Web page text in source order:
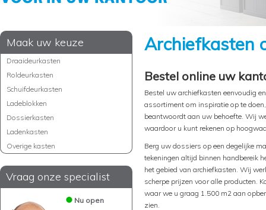
Maak uw keuze
Draaideurkasten
Roldeurkasten
Schuifdeurkasten
Ladeblokken
Dossierkasten
Ladenkasten
Overige kasten
Vraag onze specialist
Nu open
Archiefkasten
Bestel online uw
Bestel uw archiefkasten eenvoudig
assortiment om inspiratie op te
beantwoordt aan uw behoefte. Wij
waardoor u kunt rekenen op
Berg uw dossiers op een degelijke
tekeningen altijd binnen handbereik
het gebied van archiefkasten. Wij
scherpe prijzen voor alle producten.
waar we u graag 1.500 m2 aan
zien.